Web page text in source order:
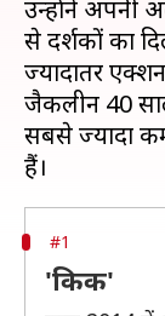
उन्होंने अपनी
से दर्शकों का
ज्यादातर
जैकलीन 40
सबसे ज्यादा
#1
'किक'